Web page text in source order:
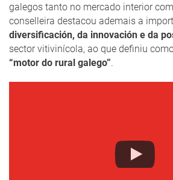
galegos tanto no mercado interior
conselleira destacou ademais a
diversificación, da innovación e da
sector vitivinícola, ao que definiu
“motor do rural galego”.